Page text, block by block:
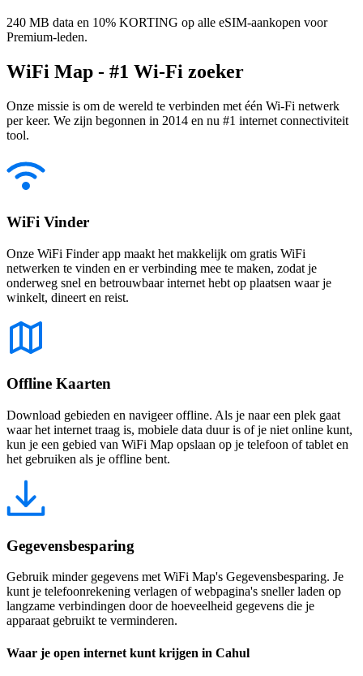
240 MB data en 10% KORTING op alle eSIM-aankopen voor
Premium-leden.
WiFi Map - #1 Wi-Fi zoeker
Onze missie is om de wereld te verbinden met één Wi-Fi netwerk
per keer. We zijn begonnen in 2014 en nu #1 internet connectiviteit
tool.
WiFi Vinder
Onze WiFi Finder app maakt het makkelijk om gratis WiFi
netwerken te vinden en er verbinding mee te maken, zodat je
onderweg snel en betrouwbaar internet hebt op plaatsen waar je
winkelt, dineert en reist.
Offline Kaarten
Download gebieden en navigeer offline. Als je naar een plek gaat
waar het internet traag is, mobiele data duur is of je niet online kunt,
kun je een gebied van WiFi Map opslaan op je telefoon of tablet en
het gebruiken als je offline bent.
Gegevensbesparing
Gebruik minder gegevens met WiFi Map's Gegevensbesparing. Je
kunt je telefoonrekening verlagen of webpagina's sneller laden op
langzame verbindingen door de hoeveelheid gegevens die je
apparaat gebruikt te verminderen.
Waar je open internet kunt krijgen in Cahul